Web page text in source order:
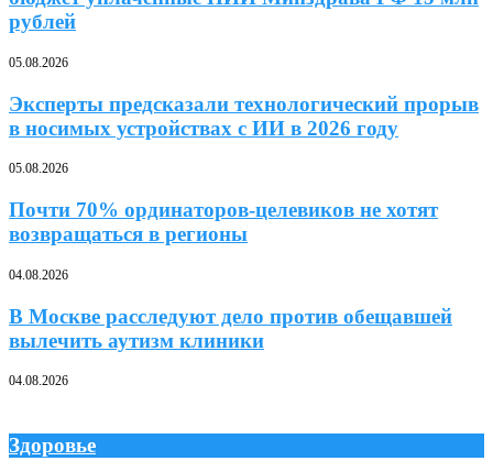
рублей
05.08.2026
Эксперты предсказали технологический прорыв
в носимых устройствах с ИИ в 2026 году
05.08.2026
Почти 70% ординаторов-целевиков не хотят
возвращаться в регионы
04.08.2026
В Москве расследуют дело против обещавшей
вылечить аутизм клиники
04.08.2026
Здоровье